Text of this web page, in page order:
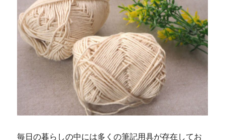
毎日の暮らしの中には多くの筆記用具が存在してお